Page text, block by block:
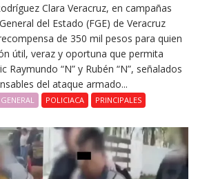
Clara Veracruz, en campañas
del Estado (FGE) de Veracruz
de 350 mil pesos para quien
útil, veraz y oportuna que permita
Raymundo “N” y Rubén “N”, señalados
del ataque armado...
POLICIACA PRINCIPALES